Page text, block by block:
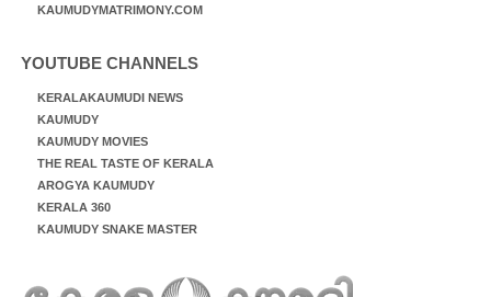
KAUMUDYMATRIMONY.COM
YOUTUBE CHANNELS
KERALAKAUMUDI NEWS
KAUMUDY
KAUMUDY MOVIES
THE REAL TASTE OF KERALA
AROGYA KAUMUDY
KERALA 360
KAUMUDY SNAKE MASTER